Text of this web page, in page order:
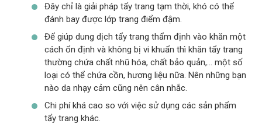
Đây chỉ là giải pháp tẩy trang tạm thời, khó có thể
đánh bay được lớp trang điểm đậm.
Để giúp dung dịch tẩy trang thẩm định vào khăn một
cách ổn định và không bị vi khuẩn thì khăn tẩy trang
thường chứa chất nhũ hóa, chất bảo quản,… một số
loại có thể chứa cồn, hương liệu nữa. Nên những bạn
nào da nhạy cảm cũng nên cân nhắc.
Chi phí khá cao so với việc sử dụng các sản phẩm
tẩy trang khác.